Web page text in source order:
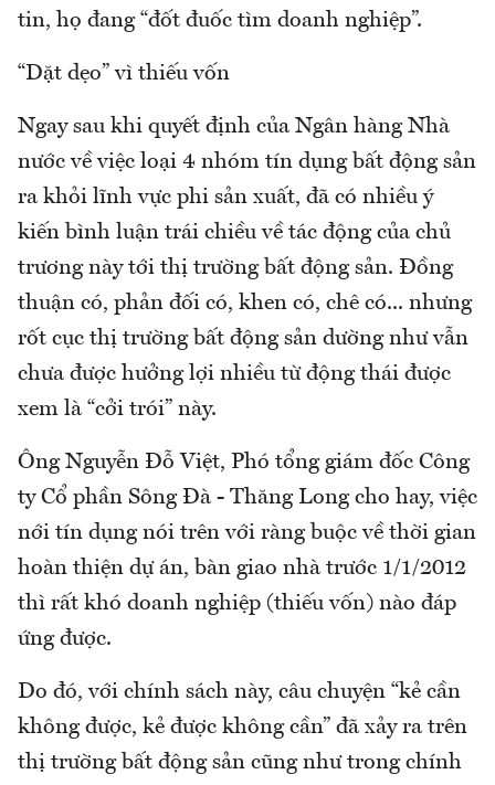
tin, họ đang “đốt đuốc tìm doanh nghiệp”.
“Dặt dẹo” vì thiếu vốn
Ngay sau khi quyết định của Ngân hàng Nhà
nước về việc loại 4 nhóm tín dụng bất động sản
ra khỏi lĩnh vực phi sản xuất, đã có nhiều ý
kiến bình luận trái chiều về tác động của chủ
trương này tới thị trường bất động sản. Đồng
thuận có, phản đối có, khen có, chê có... nhưng
rốt cục thị trường bất động sản dường như vẫn
chưa được hưởng lợi nhiều từ động thái được
xem là “cởi trói” này.
Ông Nguyễn Đỗ Việt, Phó tổng giám đốc Công
ty Cổ phần Sông Đà - Thăng Long cho hay, việc
nới tín dụng nói trên với ràng buộc về thời gian
hoàn thiện dự án, bàn giao nhà trước 1/1/2012
thì rất khó doanh nghiệp (thiếu vốn) nào đáp
ứng được.
Do đó, với chính sách này, câu chuyện “kẻ cần
không được, kẻ được không cần” đã xảy ra trên
thị trường bất động sản cũng như trong chính